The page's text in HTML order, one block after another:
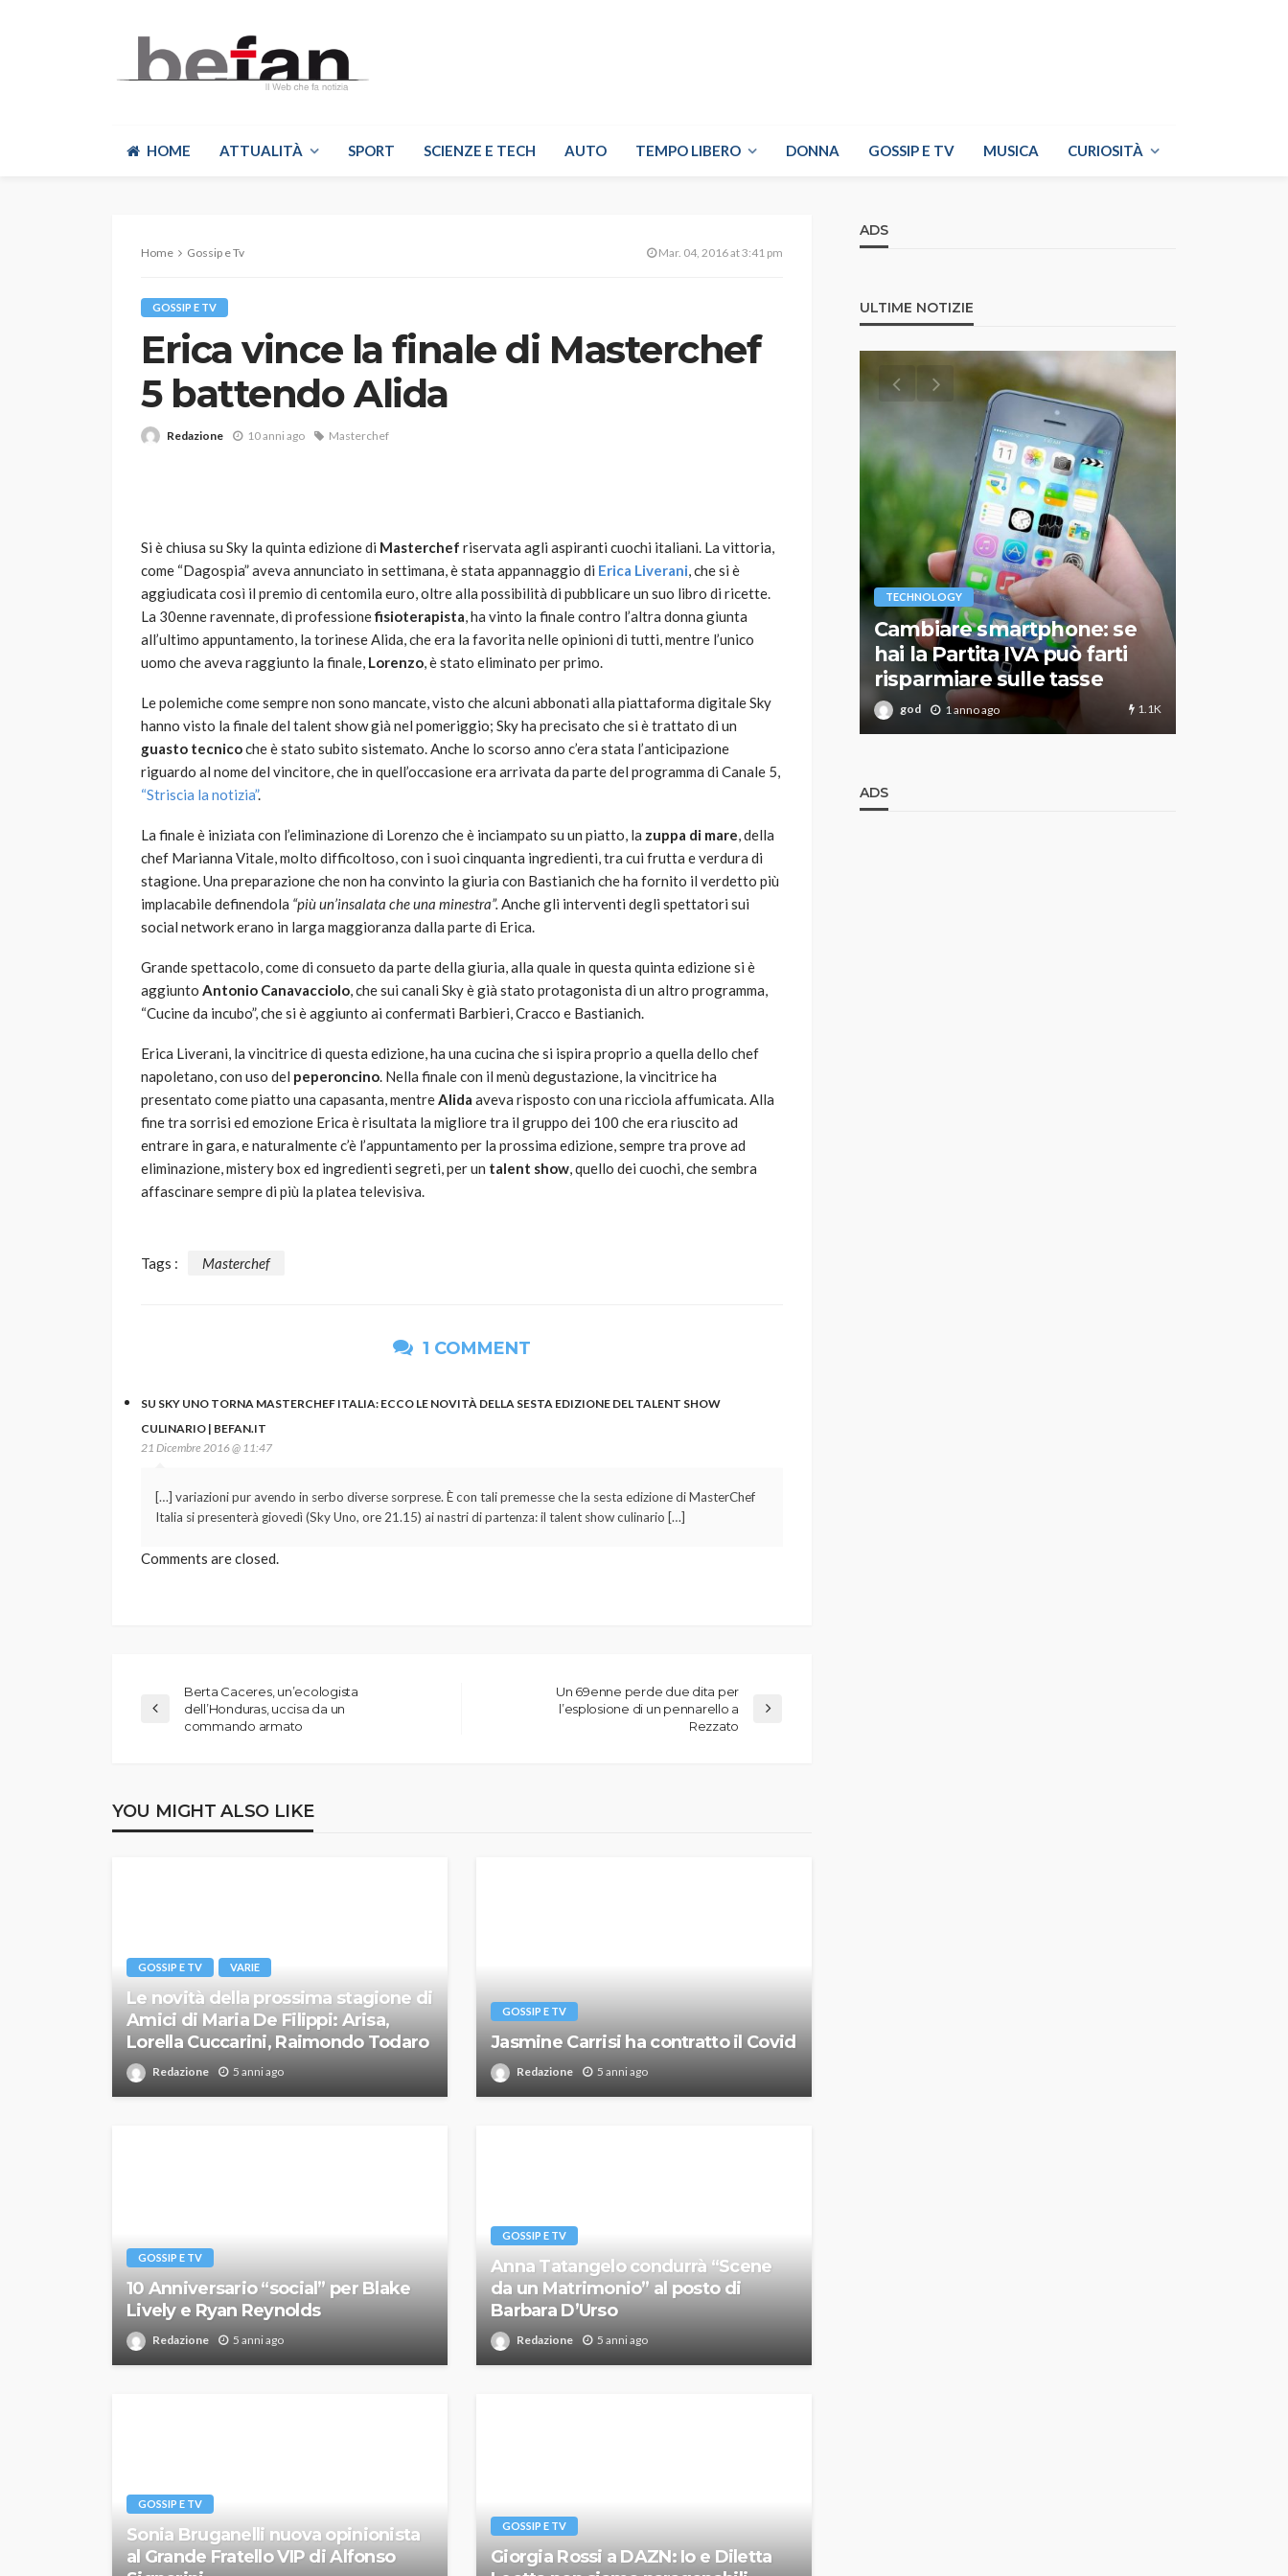
HOME ATTUALITÀ SPORT SCIENZE E TECH AUTO TEMPO LIBERO DONNA GOSSIP E TV MUSICA CURIOSITÀ
Home Gossip e Tv Mar. 04, 2016 at 3:41 pm
GOSSIP E TV
Erica vince la finale di Masterchef
5 battendo Alida
Redazione 10 anni ago Masterchef
Si è chiusa su Sky la quinta edizione di Masterchef riservata agli aspiranti cuochi italiani. La vittoria,
come “Dagospia” aveva annunciato in settimana, è stata appannaggio di Erica Liverani, che si è
aggiudicata così il premio di centomila euro, oltre alla possibilità di pubblicare un suo libro di ricette.
La 30enne ravennate, di professionefisioterapista, ha vinto la finale contro l’altra donna giunta
all’ultimo appuntamento, la torinese Alida, che era la favorita nelle opinioni di tutti, mentre l’unico
uomo che aveva raggiunto la finale, Lorenzo, è stato eliminato per primo.
Le polemiche come sempre non sono mancate, visto che alcuni abbonati alla piattaforma digitale Sky
hanno visto la finale del talent show già nel pomeriggio; Sky ha precisato che si è trattato di un
guasto tecnicoche è stato subito sistemato. Anche lo scorso anno c’era stata l’anticipazione
riguardo al nome del vincitore, che in quell’occasione era arrivata da parte del programma di Canale 5,
“Striscia la notizia”.
La finale è iniziata con l’eliminazione di Lorenzo che è inciampato su un piatto, la zuppa di mare, della
chef Marianna Vitale, molto difficoltoso, con i suoi cinquanta ingredienti, tra cui frutta e verdura di
stagione. Una preparazione che non ha convinto la giuria con Bastianich che ha fornito il verdetto più
implacabile definendola “più un’insalata che una minestra”. Anche gli interventi degli spettatori sui
social network erano in larga maggioranza dalla parte di Erica.
Grande spettacolo, come di consueto da parte della giuria, alla quale in questa quinta edizione si è
aggiunto Antonio Canavacciolo, che sui canali Sky è già stato protagonista di un altro programma,
“Cucine da incubo”, che si è aggiunto ai confermati Barbieri, Cracco e Bastianich.
Erica Liverani, la vincitrice di questa edizione, ha una cucina che si ispira proprio a quella dello chef
napoletano, con uso del peperoncino. Nella finale con il menù degustazione, la vincitrice ha
presentato come piatto una capasanta, mentreAlida aveva risposto con una ricciola affumicata. Alla
fine tra sorrisi ed emozione Erica è risultata la migliore tra il gruppo dei 100 che era riuscito ad
entrare in gara, e naturalmente c’è l’appuntamento per la prossima edizione, sempre tra prove ad
eliminazione, mistery box ed ingredienti segreti, per un talent show, quello dei cuochi, che sembra
affascinare sempre di più la platea televisiva.
Tags : Masterchef
1 COMMENT
SU SKY UNO TORNA MASTERCHEF ITALIA: ECCO LE NOVITÀ DELLA SESTA EDIZIONE DEL TALENT SHOW
CULINARIO | BEFAN.IT
21 Dicembre 2016 @ 11:47
[…] variazioni pur avendo in serbo diverse sorprese. È con tali premesse che la sesta edizione di MasterChef
Italia si presenterà giovedì (Sky Uno, ore 21.15) ai nastri di partenza: il talent show culinario […]
Comments are closed.
Berta Caceres, un’ecologista
dell’Honduras, uccisa da un
commando armato
Un 69enne perde due dita per
l’esplosione di un pennarello a
Rezzato
YOU MIGHT ALSO LIKE
GOSSIP E TV VARIE
Le novità della prossima stagione di
Amici di Maria De Filippi: Arisa,
Lorella Cuccarini, Raimondo Todaro
Redazione 5 anni ago
GOSSIP E TV
Jasmine Carrisi ha contratto il Covid
Redazione 5 anni ago
GOSSIP E TV
10 Anniversario “social” per Blake
Lively e Ryan Reynolds
Redazione 5 anni ago
GOSSIP E TV
Anna Tatangelo condurrà “Scene
da un Matrimonio” al posto di
Barbara D’Urso
Redazione 5 anni ago
GOSSIP E TV
Sonia Bruganelli nuova opinionista
al Grande Fratello VIP di Alfonso
GOSSIP E TV
Giorgia Rossi a DAZN: Io e Diletta
ADS
ULTIME NOTIZIE
VARIE
Robot tagliaerba: quale
scegliere per il tuo prato
god 1 anno ago 786
AUTO SPORT
MG alle Final 8 di Coppa
Davis: tennis mondiale e
passione per
l’automobilismo
abbracciano la stessa causa
god 9 mesi ago
TECHNOLOGY
Cambiare smartphone: se
hai la Partita IVA può farti
risparmiare sulle tasse
god 1 anno ago 1.1K
ADS